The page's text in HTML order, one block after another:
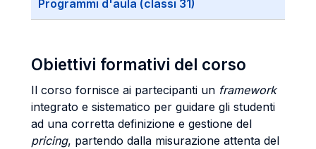
Programmi d'aula (classi 31)
Obiettivi formativi del corso
Il corso fornisce ai partecipanti un framework
integrato e sistematico per guidare gli studenti
ad una corretta definizione e gestione del
pricing, partendo dalla misurazione attenta del